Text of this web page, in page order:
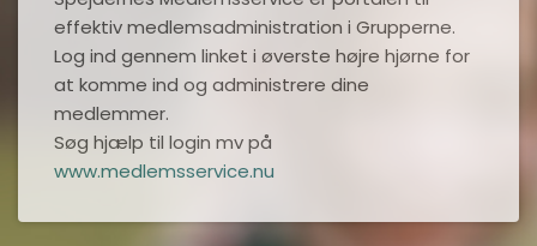
effektiv medlemsadministration i Grupperne.
Log ind gennem linket i øverste højre hjørne for
at komme ind og administrere dine
medlemmer.
Søg hjælp til login mv på
www.medlemsservice.nu